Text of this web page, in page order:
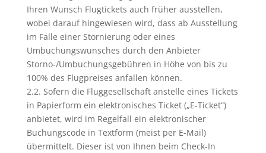
Ihren Wunsch Flugtickets auch früher ausstellen,
wobei darauf hingewiesen wird, dass ab Ausstellung
im Falle einer Stornierung oder eines
Umbuchungswunsches durch den Anbieter
Storno-/Umbuchungsgebühren in Höhe von bis zu
100% des Flugpreises anfallen können.
2.2. Sofern die Fluggesellschaft anstelle eines Tickets
in Papierform ein elektronisches Ticket („E-Ticket“)
anbietet, wird im Regelfall ein elektronischer
Buchungscode in Textform (meist per E-Mail)
übermittelt. Dieser ist von Ihnen beim Check-In